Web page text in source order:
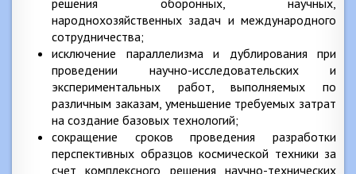
решения оборонных, научных,
народнохозяйственных задач и международного
сотрудничества;
исключение параллелизма и дублирования при
проведении научно-исследовательских и
экспериментальных работ, выполняемых по
различным заказам, уменьшение требуемых затрат
на создание базовых технологий;
сокращение сроков проведения разработки
перспективных образцов космической техники за
счет комплексного решения научно-технических